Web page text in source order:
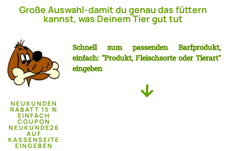
Große Auswahl-damit du genau das füttern
kannst, was Deinem Tier gut tut
NEUKUNDEN
RABATT 15 %
EINFACH
COUPON
NEUKUNDE26
AUF
KASSENSEITE
EINGEBEN
Schnell zum passenden Barfprodukt,
einfach: "Produkt, Fleischsorte oder Tierart"
eingeben